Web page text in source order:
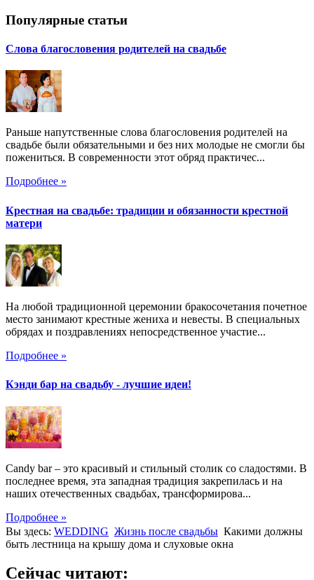
Популярные статьи
Слова благословения родителей на свадьбе
Раньше напутственные слова благословения родителей на
свадьбе были обязательными и без них молодые не смогли бы
пожениться. В современности этот обряд практичес...
Подробнее »
Крестная на свадьбе: традиции и обязанности крестной
матери
На любой традиционной церемонии бракосочетания почетное
место занимают крестные жениха и невесты. В специальных
обрядах и поздравлениях непосредственное участие...
Подробнее »
Кэнди бар на свадьбу - лучшие идеи!
Candy bar – это красивый и стильный столик со сладостями. В
последнее время, эта западная традиция закрепилась и на
наших отечественных свадьбах, трансформирова...
Подробнее »
Вы здесь: WEDDING Жизнь после свадьбы Какими должны
быть лестница на крышу дома и слуховые окна
Сейчас читают: